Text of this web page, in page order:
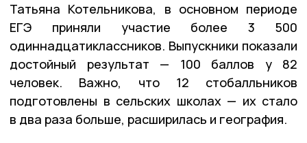
Татьяна Котельникова, в основном периоде
ЕГЭ приняли участие более 3 500
одиннадцатиклассников. Выпускники показали
достойный результат — 100 баллов у 82
человек. Важно, что 12 стобалльников
подготовлены в сельских школах — их стало
в два раза больше, расширилась и география.